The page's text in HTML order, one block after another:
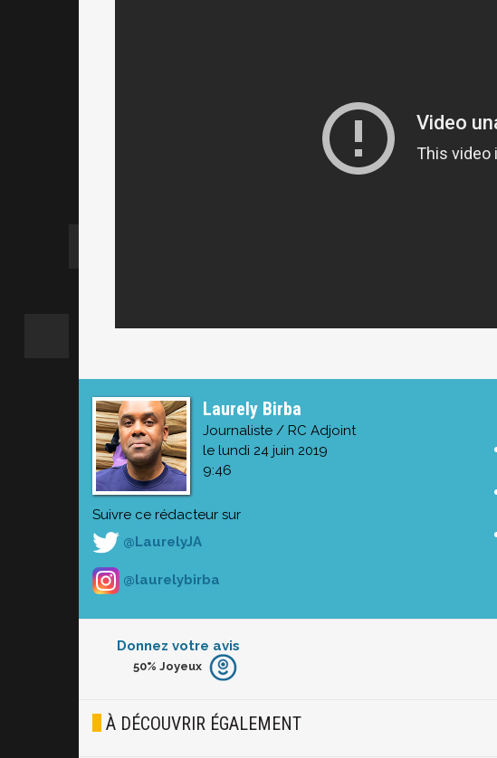
Laurely Birba
Journaliste / RC Adjoint
le lundi 24 juin 2019
9:46
Suivre ce rédacteur sur
@LaurelyJA
@laurelybirba
Donnez votre avis
Furieux
50% Joyeux
À DÉCOUVRIR ÉGALEMENT